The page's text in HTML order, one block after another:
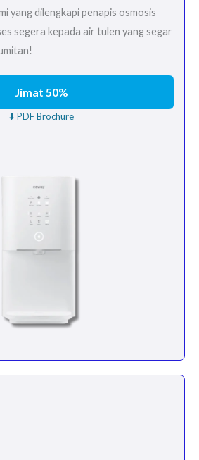
yang dilengkapi penapis osmosis
segera kepada air tulen yang segar
Jimat 50%
⬇️ PDF Brochure